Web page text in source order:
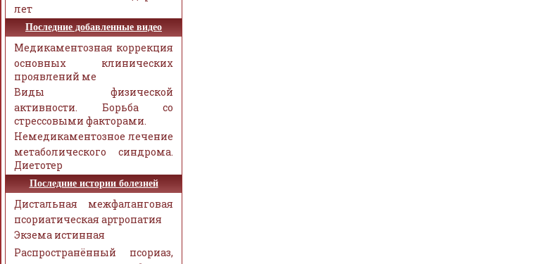
лет
Последние добавленные видео
Медикаментозная коррекция
основных клинических
проявлений ме
Виды физической
активности. Борьба со
стрессовыми факторами.
Немедикаментозное лечение
метаболического синдрома.
Диетотер
Последние истории болезней
Дистальная межфаланговая
псориатическая артропатия
Экзема истинная
Распространённый псориаз,